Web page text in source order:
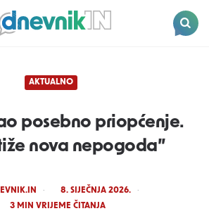
AKTUALNO
posebno priopćenje.
nova nepogoda”
8. SIJEČNJA 2026.
3 MIN VRIJEME ČITANJA